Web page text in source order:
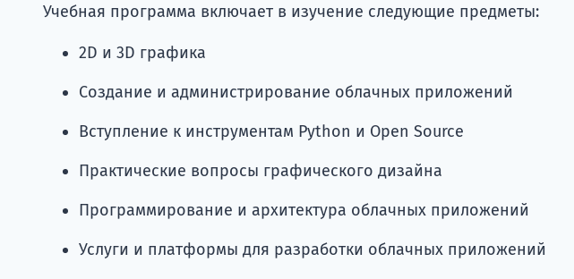
Учебная программа включает в изучение следующие предметы:
2D и 3D графика
Создание и администрирование облачных приложений
Вступление к инструментам Python и Open Source
Практические вопросы графического дизайна
Программирование и архитектура облачных приложений
Услуги и платформы для разработки облачных приложений